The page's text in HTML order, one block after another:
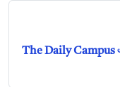
The Daily Campus